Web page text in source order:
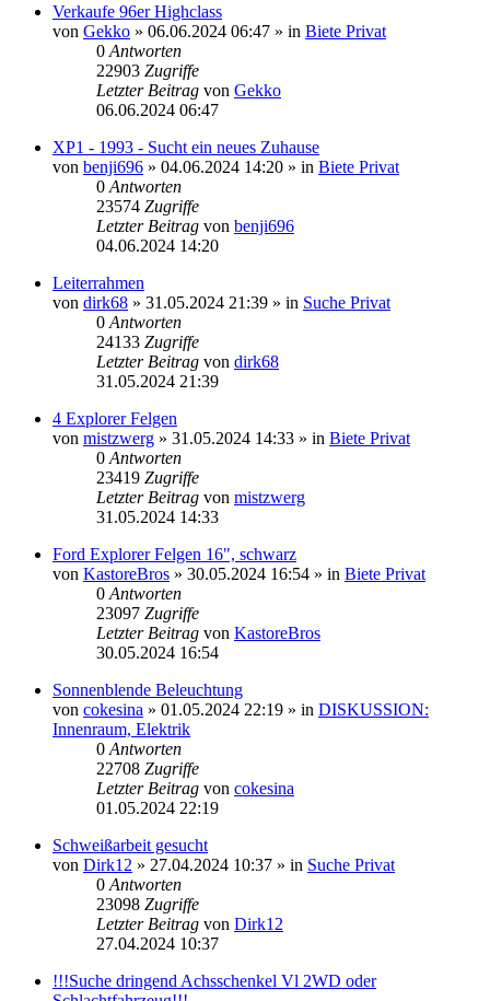
Verkaufe 96er Highclass
von Gekko » 06.06.2024 06:47 » in Biete Privat
0 Antworten
22903 Zugriffe
Letzter Beitrag von Gekko
06.06.2024 06:47
XP1 - 1993 - Sucht ein neues Zuhause
von benji696 » 04.06.2024 14:20 » in Biete Privat
0 Antworten
23574 Zugriffe
Letzter Beitrag von benji696
04.06.2024 14:20
Leiterrahmen
von dirk68 » 31.05.2024 21:39 » in Suche Privat
0 Antworten
24133 Zugriffe
Letzter Beitrag von dirk68
31.05.2024 21:39
4 Explorer Felgen
von mistzwerg » 31.05.2024 14:33 » in Biete Privat
0 Antworten
23419 Zugriffe
Letzter Beitrag von mistzwerg
31.05.2024 14:33
Ford Explorer Felgen 16", schwarz
von KastoreBros » 30.05.2024 16:54 » in Biete Privat
0 Antworten
23097 Zugriffe
Letzter Beitrag von KastoreBros
30.05.2024 16:54
Sonnenblende Beleuchtung
von cokesina » 01.05.2024 22:19 » in DISKUSSION:
Innenraum, Elektrik
0 Antworten
22708 Zugriffe
Letzter Beitrag von cokesina
01.05.2024 22:19
Schweißarbeit gesucht
von Dirk12 » 27.04.2024 10:37 » in Suche Privat
0 Antworten
23098 Zugriffe
Letzter Beitrag von Dirk12
27.04.2024 10:37
!!!Suche dringend Achsschenkel Vl 2WD oder